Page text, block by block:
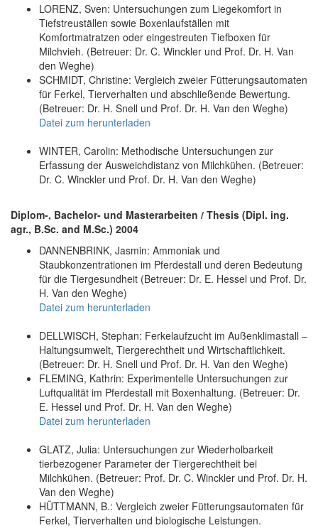
LORENZ, Sven: Untersuchungen zum Liegekomfort in
Tiefstreuställen sowie Boxenlaufställen mit
Komfortmatratzen oder eingestreuten Tiefboxen für
Milchvieh. (Betreuer: Dr. C. Winckler und Prof. Dr. H. Van
den Weghe)
SCHMIDT, Christine: Vergleich zweier Fütterungsautomaten
für Ferkel, Tierverhalten und abschließende Bewertung.
(Betreuer: Dr. H. Snell und Prof. Dr. H. Van den Weghe)
Datei zum herunterladen
WINTER, Carolin: Methodische Untersuchungen zur
Erfassung der Ausweichdistanz von Milchkühen. (Betreuer:
Dr. C. Winckler und Prof. Dr. H. Van den Weghe)
Diplom-, Bachelor- und Masterarbeiten / Thesis (Dipl. ing.
agr., B.Sc. and M.Sc.) 2004
DANNENBRINK, Jasmin: Ammoniak und
Staubkonzentrationen im Pferdestall und deren Bedeutung
für die Tiergesundheit (Betreuer: Dr. E. Hessel und Prof. Dr.
H. Van den Weghe)
Datei zum herunterladen
DELLWISCH, Stephan: Ferkelaufzucht im Außenklimastall –
Haltungsumwelt, Tiergerechtheit und Wirtschaftlichkeit.
(Betreuer: Dr. H. Snell und Prof. Dr. H. Van den Weghe)
FLEMING, Kathrin: Experimentelle Untersuchungen zur
Luftqualität im Pferdestall mit Boxenhaltung. (Betreuer: Dr.
E. Hessel und Prof. Dr. H. Van den Weghe)
Datei zum herunterladen
GLATZ, Julia: Untersuchungen zur Wiederholbarkeit
tierbezogener Parameter der Tiergerechtheit bei
Milchkühen. (Betreuer: Prof. Dr. C. Winckler und Prof. Dr. H.
Van den Weghe)
HÜTTMANN, B.: Vergleich zweier Fütterungsautomaten für
Ferkel, Tierverhalten und biologische Leistungen.